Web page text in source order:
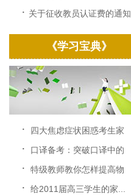
· 关于征收教员认证费的通知
《学习宝典》
· 四大焦虑症状困惑考生家
长...
· 口译备考：突破口译中的
速...
· 特级教师教你怎样提高物
理...
· 给2011届高三学生的家...